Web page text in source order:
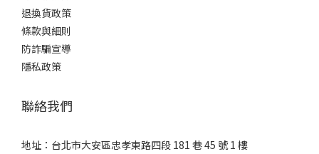
退換貨政策
條款與細則
防詐騙宣導
隱私政策
聯絡我們
地址：台北市大安區忠孝東路四段 181 巷 45 號 1 樓